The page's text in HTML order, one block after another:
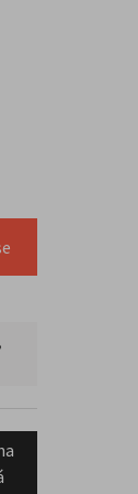
,